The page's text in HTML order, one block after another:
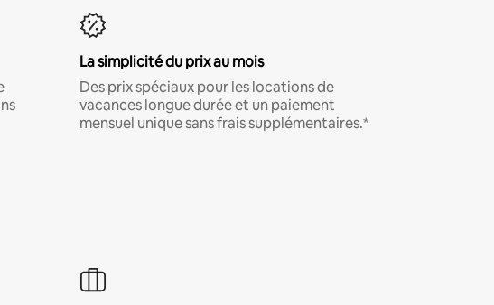
La simplicité du prix au mois
Des prix spéciaux pour les locations de
vacances longue durée et un paiement
mensuel unique sans frais supplémentaires.*